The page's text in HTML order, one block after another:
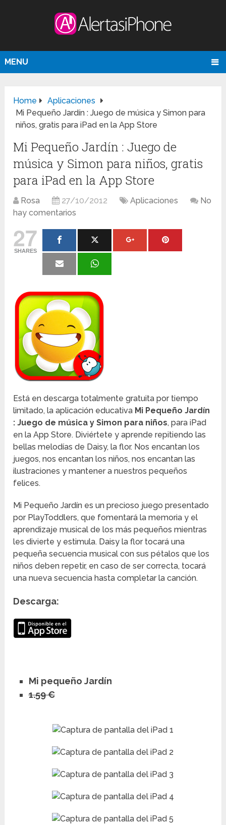
MENU
Home
Aplicaciones
Mi Pequeño Jardín : Juego de música y Simon para
niños, gratis para iPad en la App Store
Mi Pequeño Jardín : Juego de
música y Simon para niños, gratis
para iPad en la App Store
Rosa 27/10/2012 Aplicaciones
No
hay comentarios
27
SHARES
Está en descarga totalmente gratuita por tiempo
limitado, la aplicación educativa Mi Pequeño Jardín
: Juego de música y Simon para niños, para iPad
en la App Store. Diviértete y aprende repitiendo las
bellas melodías de Daisy, la flor. Nos encantan los
juegos, nos encantan los niños, nos encantan las
ilustraciones y mantener a nuestros pequeños
felices.
Mi Pequeño Jardín es un precioso juego presentado
por PlayToddlers, que fomentará la memoria y el
aprendizaje musical de los más pequeños mientras
les divierte y estimula. Daisy la flor tocará una
pequeña secuencia musical con sus pétalos que los
niños deben repetir, en caso de ser correcta, tocará
una nueva secuencia hasta completar la canción.
Descarga:
Mi pequeño Jardín
1.59 €